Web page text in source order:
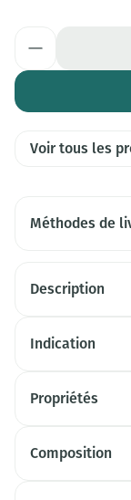
Voir tous les
Méthodes de
Description
Indication
Propriétés
Composition